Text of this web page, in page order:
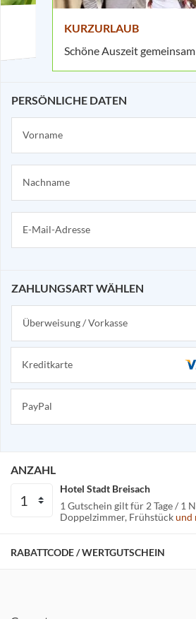
KURZURLAUB
Schöne Auszeit
PERSÖNLICHE DATEN
ZAHLUNGSART WÄHLEN
Überweisung / Vorkasse
Kreditkarte
PayPal
ANZAHL
Hotel Stadt Breisach
1 Gutschein gilt für 2 Tage / 1
Doppelzimmer Frühstückund
RABATTCODE / WERTGUTSCHEIN